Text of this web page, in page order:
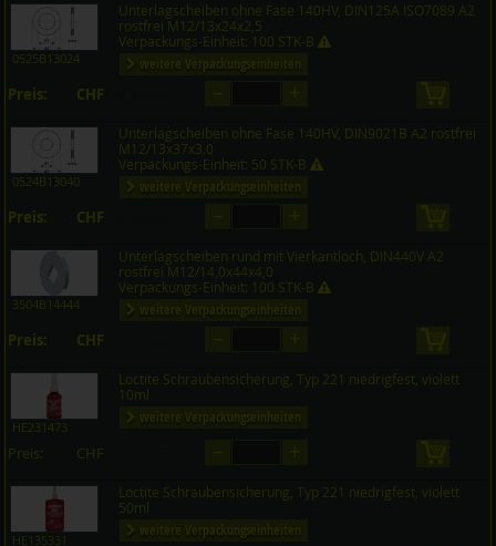
0525B13024
Unterlagscheiben ohne Fase 140HV, DIN125A ISO7089 A2
rostfrei M12/13x24x2,5
Verpackungs-Einheit: 100 STK-B
weitere Verpackungseinheiten
Preis: CHF
0524B13040
Unterlagscheiben ohne Fase 140HV, DIN9021B A2 rostfrei
M12/13x37x3,0
Verpackungs-Einheit: 50 STK-B
weitere Verpackungseinheiten
Preis: CHF
3504B14444
Unterlagscheiben rund mit Vierkantloch, DIN440V A2
rostfrei M12/14,0x44x4,0
Verpackungs-Einheit: 100 STK-B
weitere Verpackungseinheiten
Preis: CHF
HE231473
Loctite Schraubensicherung, Typ 221 niedrigfest, violett
10ml
weitere Verpackungseinheiten
Preis: CHF
HE135331
Loctite Schraubensicherung, Typ 221 niedrigfest, violett
50ml
weitere Verpackungseinheiten